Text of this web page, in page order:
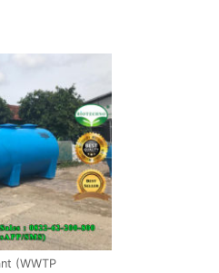
(WWTP